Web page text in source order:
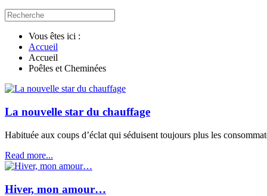
Vous êtes ici :
Accueil
Accueil
Poêles et Cheminées
La nouvelle star du chauffage
Habituée aux coups d’éclat qui séduisent toujours plus les
Read more...
Hiver, mon amour…